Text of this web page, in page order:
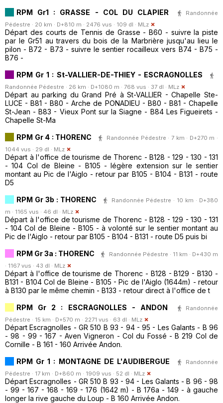
RPM Gr1 : GRASSE - COL DU CLAPIER
Randonnée
Pédestre · 20 km · D+810 m · 2476 vus · 109 dl · MLz
Départ des courts de Tennis de Grasse - B60 - suivre la piste
par le Gr51 au travers du bois de la Marbrière jusqu'au lieu le
pilon - B72 - B73 - suivre le sentier rocailleux vers B74 - B75 -
B76 -
RPM Gr 1 : St-VALLIER-DE-THIEY - ESCRAGNOLLES
Randonnée Pédestre · 26 km · D+1080 m · 768 vus · 37 dl · MLz
Départ au parking du Grand Pré à St-VALLIER - Chapelle Ste-
LUCE - B81 - B80 - Arche de PONADIEU - B80 - B81 - Chapelle
St-Jean - B83 - Vieux Pont sur la Siagne - B84 Les Figueirets -
Chapelle St-Ma
RPM Gr 4 : THORENC
Randonnée Pédestre · 7 km · D+270 m ·
1044 vus · 29 dl · MLz
Départ à l'office de tourisme de Thorenc - B128 - 129 - 130 - 131
- 104 Col de Bleine - B105 - légère extension sur le sentier
montant au Pic de l'Aiglo - retour par B105 - B104 - B131 - route
D5
RPM Gr 3b : THORENC
Randonnée Pédestre · 10 km · D+380
m · 1165 vus · 46 dl · MLz
Départ à l'office de tourisme de Thorenc - B128 - 129 - 130 - 131
- 104 Col de Bleine - B105 - à volonté sur le sentier montant au
Pic de l'Aiglo - retour par B105 - B104 - B131 - route D5 puis bi
RPM Gr 3a : THORENC
Randonnée Pédestre · 11 km · D+430 m
· 1167 vus · 43 dl · MLz
Départ à l'office de tourisme de Thorenc - B128 - B129 - B130 -
B131 - B104 Col de Bleine - B105 - Pic de l'Aiglo (1644m) - retour
à B130 par le même chemin - B133 - retour direct à l'office de t
RPM Gr 2 : ESCRAGNOLLES - ANDON
Randonnée
Pédestre · 15 km · D+570 m · 2271 vus · 63 dl · MLz
Départ Escragnolles - GR 510 B 93 - 94 - 95 - Les Galants - B 96
- 98 - 99 - 167 - Aven Vigneron - Col du Fossé - B 219 Col de
Cornille - B 161 - 160 Arrivée Andon.
RPM Gr 1 : MONTAGNE DE L'AUDIBERGUE
Randonnée
Pédestre · 17 km · D+860 m · 1909 vus · 52 dl · MLz
Départ Escragnolles - GR 510 B 93 - 94 - Les Galants - B 96 - 98
- 99 - 167 - 168 - 169 - 176 (1642 m) - B 176a - 149 - à gauche
longer la rive gauche du Loup - B 160 Arrivée Andon.